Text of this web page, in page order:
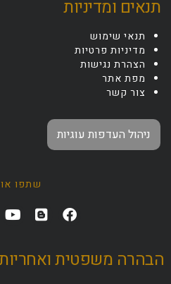
תנאים ומדיניות
תנאי שימוש
מדיניות פרטיות
הצהרת נגישות
מפת אתר
צור קשר
ניהול העדפות עוגיות
שתפו
הבהרה משפטית